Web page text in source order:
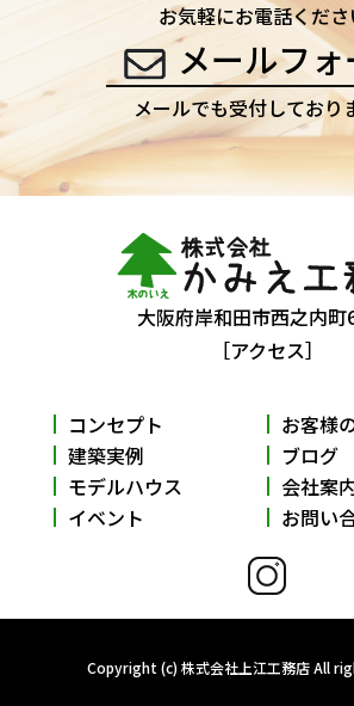
お気軽にお電話くだ
メールフォ
メールでも受付しており
大阪府岸和田市西之内町
［アクセス］
コンセプト
建築実例
モデルハウス
イベント
お客様
ブログ
会社案
お問い
Copyright (c) 株式会社上江工務店 All